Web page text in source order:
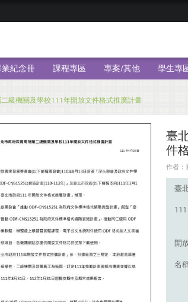
紀念冊 課程專區 專案/其他 學生專
級機關及學校111年開放文件格式推廣計畫
臺
件
作者：
臺
開
名